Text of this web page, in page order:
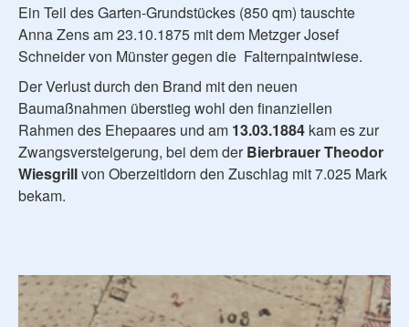
Ein Teil des Garten-Grundstückes (850 qm) tauschte
Anna Zens am 23.10.1875 mit dem Metzger Josef
Schneider von Münster gegen die Falternpaintwiese.
Der Verlust durch den Brand mit den neuen
Baumaßnahmen überstieg wohl den finanziellen
Rahmen des Ehepaares und am 13.03.1884 kam es zur
Zwangsversteigerung, bei dem derBierbrauer Theodor
Wiesgrillvon Oberzeitldorn den Zuschlag mit 7.025 Mark
bekam.